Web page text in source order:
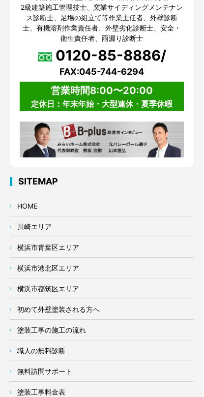
2級建築施工管理技士、窯業サイディングメンテナン
ス診断士、足場の組立て等作業主任者、外壁診断
士、有機溶剤作業責任者、外壁劣化診断士、安全・
衛生責任者、雨漏り診断士
0120-85-8886/
FAX:045-744-6294
営業時間8:00〜20:00
定休日：年末年始・大型連休・夏季休暇
SITEMAP
HOME
川崎エリア
横浜市青葉区エリア
横浜市港北区エリア
横浜市都筑区エリア
初めて外壁塗装される方へ
塗装工事の施工の流れ
職人の無料診断
無料訪問サポート
塗装工事料金表